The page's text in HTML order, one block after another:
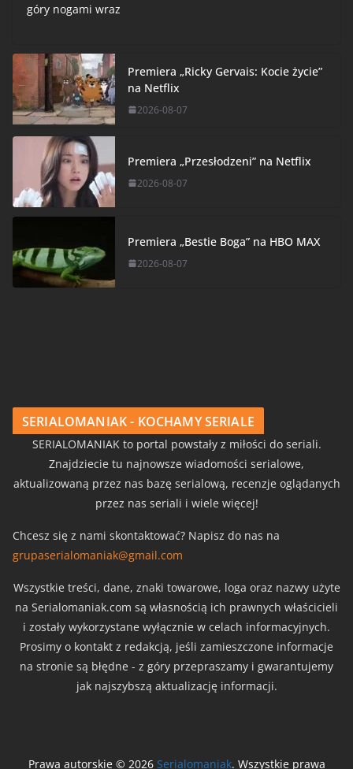
góry nogami wraz
Premiera „Ricky Gervais: Kocie życie”
na Netflix
2026-08-07
Premiera „Przesłodzeni” na Netflix
2026-08-07
Premiera „Bestie Boga” na HBO MAX
2026-08-07
SERIALOMANIAK - KOCHAMY SERIALE
SERIALOMANIAK to portal powstały z miłości do seriali.
Znajdziecie tu najnowsze wiadomości serialowe,
aktualizowaną przez nas bazę serialową, recenzje oglądanych
przez nas seriali i wiele więcej!
Chcesz się z nami skontaktować? Napisz do nas na
grupaserialomaniak@gmail.com
Wszystkie treści, dane, znaki towarowe, loga oraz nazwy użyte
na Serialomaniak.com są własnością ich prawnych właścicieli
i zostały wykorzystane wyłącznie w celach informacyjnych.
Prosimy o kontakt z redakcją, jeśli zamieszczone informacje
na stronie są błędne - z góry przepraszamy i gwarantujemy
jak najszybszą aktualizację informacji.
Prawa autorskie © 2026 Serialomaniak. Wszystkie prawa